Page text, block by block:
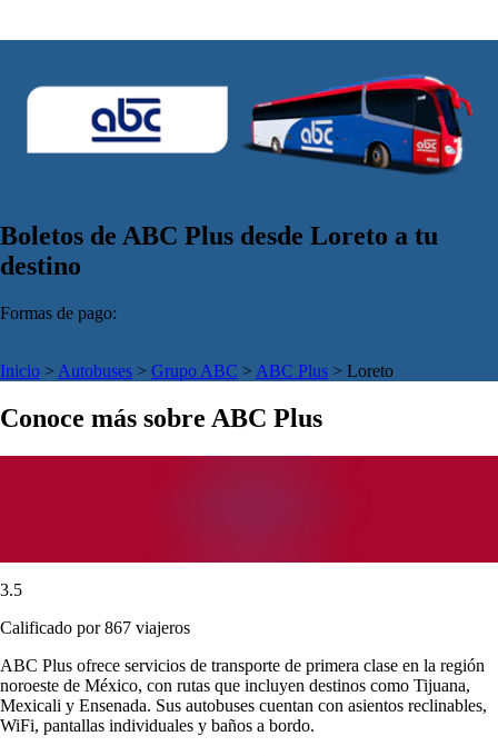
Boletos de ABC Plus desde Loreto a tu
destino
Formas de pago:
Inicio > Autobuses > Grupo ABC > ABC Plus > Loreto
Conoce más sobre ABC Plus
3.5
Calificado por 867 viajeros
ABC Plus ofrece servicios de transporte de primera clase en la región
noroeste de México, con rutas que incluyen destinos como Tijuana,
Mexicali y Ensenada. Sus autobuses cuentan con asientos reclinables,
WiFi, pantallas individuales y baños a bordo.